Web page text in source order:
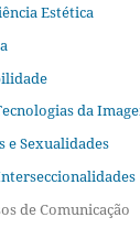
Estética
da
e Sexualidades
de Comunicação